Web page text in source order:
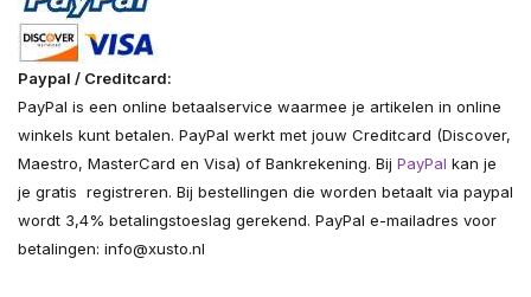
Paypal / Creditcard:
PayPal is een online betaalservice waarmee je artikelen in online
winkels kunt betalen. PayPal werkt met jouw Creditcard (Discover,
Maestro, MasterCard en Visa) of Bankrekening. Bij PayPal kan je
je gratis registreren. Bij bestellingen die worden betaalt via paypal
wordt 3,4% betalingstoeslag gerekend. PayPal e-mailadres voor
betalingen: info@xusto.nl